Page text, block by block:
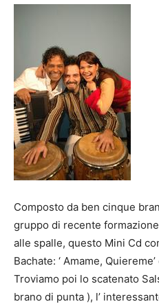
Composto da ben cinque
gruppo di recente
alle spalle, questo Mini Cd
Bachate: ‘ Amame, Quiereme’
Troviamo poi lo scatenato
brano di punta ), l’